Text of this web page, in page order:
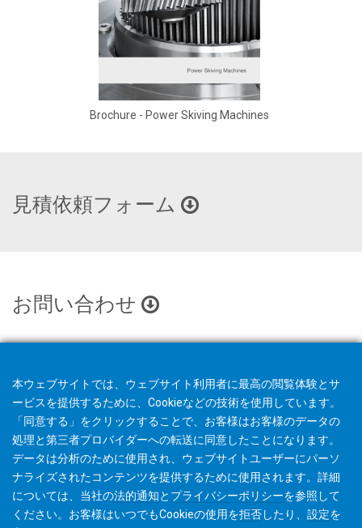
Brochure - Power Skiving Machines
見積依頼フォーム
お問い合わせ
本ウェブサイトでは、ウェブサイト利用者に最高の閲覧体験とサ
ービスを提供するために、Cookieなどの技術を使用しています。
「同意する」をクリックすることで、お客様はお客様のデータの
処理と第三者プロバイダーへの転送に同意したことになります。
データは分析のために使用され、ウェブサイトユーザーにパーソ
ナライズされたコンテンツを提供するために使用されます。詳細
については、当社の法的通知と プライバシーポリシーを参照して
ください。お客様はいつでもCookieの使用を拒否したり、 設定を